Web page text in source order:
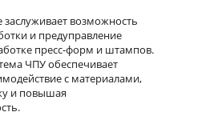
возможность
и предуправление
пресс-форм и штампов.
ЧПУ обеспечивает
с материалами,
и повышая